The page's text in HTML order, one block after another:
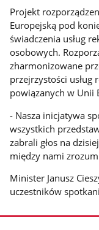
Projekt
Europejską pod
świadczenia usług
osobowych.
zharmonizowane
przejrzystości usług
powiązanych w Unii
- Nasza inicjatywa
wszystkich
zabrali głos na
między nami
Minister Janusz
uczestników